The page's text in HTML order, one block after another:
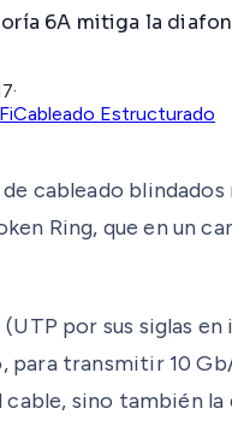
6A mitiga la
·
Cableado Estructurado
cableado
Ring, que en un
por sus siglas
para transmitir 10
sino también